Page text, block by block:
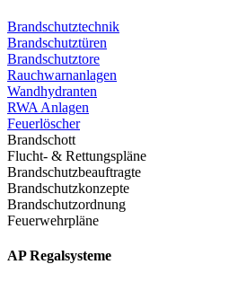
Brandschutztechnik
Brandschutztüren
Brandschutztore
Rauchwarnanlagen
Wandhydranten
RWA Anlagen
Feuerlöscher
Brandschott
Flucht- & Rettungspläne
Brandschutzbeauftragte
Brandschutzkonzepte
Brandschutzordnung
Feuerwehrpläne
AP Regalsysteme